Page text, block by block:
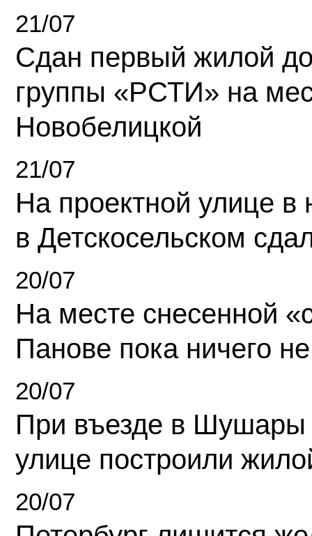
21/07
Сдан первый жилой
группы «РСТИ» на
Новобелицкой
21/07
На проектной улице
в Детскосельском
20/07
На месте снесенной
Панове пока ничего
20/07
При въезде в Шушары
улице построили
20/07